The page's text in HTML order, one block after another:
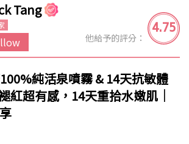
Tang
他給予的評分： 4.75
純活泉噴霧 & 14天抗敏體
紅超有感，14天重拾水嫩肌｜